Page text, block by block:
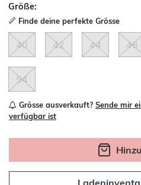
Größe:
Finde deine perfekte Grösse
40 42 44 46
54
Grösse ausverkauft? Sende mir
verfügbar ist